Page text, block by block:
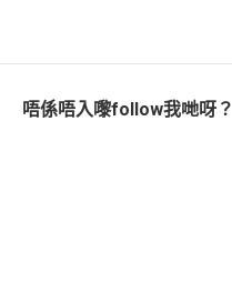
唔係唔入嚟follow我哋呀？